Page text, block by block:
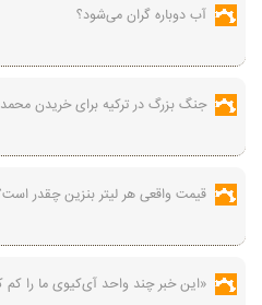
آب دوباره گران می‌شود؟
جنگ بزرگ در ترکیه برای خریدن
قیمت واقعی هر لیتر بنزین چقدر
«این خبر چند واحد آی‌کیوی ما را کم